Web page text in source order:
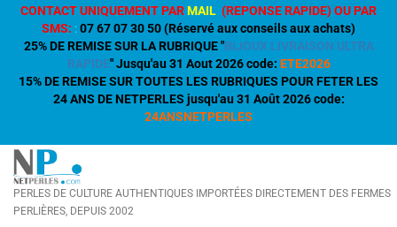
CONTACT UNIQUEMENT PARMAIL (REPONSE RAPIDE) OU PAR
SMS: :07 67 07 30 50 (Réservé aux conseils aux achats)
25% DE REMISE SUR LA RUBRIQUE "BIJOUX LIVRAISON ULTRA
RAPIDE" Jusqu'au 31 Aout 2026 code: ETE2026
15% DE REMISE SUR TOUTES LES RUBRIQUES POUR FETER LES
24 ANS DE NETPERLES jusqu'au 31 Août 2026 code:
24ANSNETPERLES
PERLES DE CULTURE AUTHENTIQUES IMPORTÉES DIRECTEMENT DES FERMES
PERLIÈRES, DEPUIS 2002